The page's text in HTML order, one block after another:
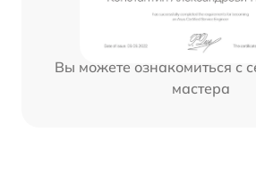
Вы можете ознакомиться с
мастера